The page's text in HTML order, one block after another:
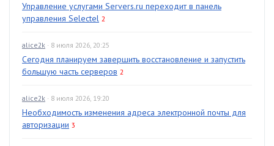
Управление услугами Servers.ru переходит в панель
управления Selectel 2
alice2k · 8 июля 2026, 20:25
Сегодня планируем завершить восстановление и запустить
большую часть серверов 2
alice2k · 8 июля 2026, 19:20
Необходимость изменения адреса электронной почты для
авторизации 3